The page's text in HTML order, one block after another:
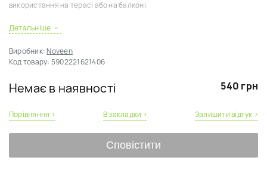
використання на терасі або на балконі.
Два джерела світла: білий - для освітлення, ультрафіолетовий - для
залучення комах.
1. Вкрутити лампочку встандартний патрон
з різьбою E27 і напругою
2. Увімкнути настінний перемикач світла, вмикається лампа та
3. Щоб увімкнути тільки інсектицидну функцію, необхідно ввімкнути
настінний перемикач, потім вимкнути його і знову ввімкнути
Детальніше
Виробник:Noveen
Код товару: 5902221621406
Немає в наявності 540 грн
Порівняння › В закладки › Залишити відгук ›
Сповістити